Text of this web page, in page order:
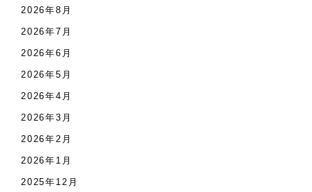
2026年8月
2026年7月
2026年6月
2026年5月
2026年4月
2026年3月
2026年2月
2026年1月
2025年12月